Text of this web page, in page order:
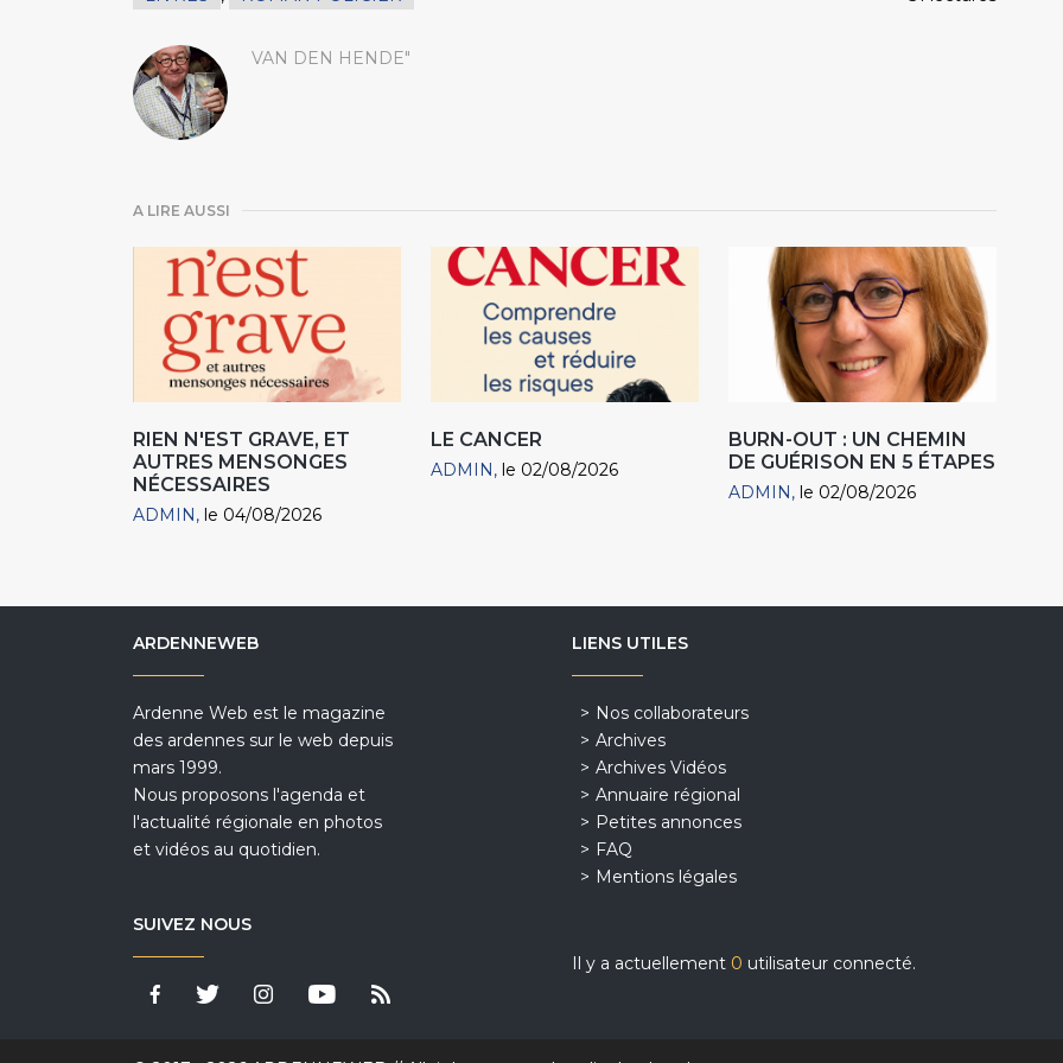
VAN DEN HENDE"
A LIRE AUSSI
RIEN N'EST GRAVE, ET
AUTRES MENSONGES
NÉCESSAIRES
ADMIN le 04/08/2026
LE CANCER
ADMIN le 02/08/2026
BURN-OUT : UN CHEMIN
DE GUÉRISON EN 5 ÉTAPES
ADMIN le 02/08/2026
ARDENNEWEB
Ardenne Web est le magazine
des ardennes sur le web depuis
mars 1999.
Nous proposons l'agenda et
l'actualité régionale en photos
et vidéos au quotidien.
SUIVEZ NOUS
LIENS UTILES
Nos collaborateurs
Archives
Archives Vidéos
Annuaire régional
Petites annonces
FAQ
Mentions légales
Il y a actuellement 0 utilisateur connecté.